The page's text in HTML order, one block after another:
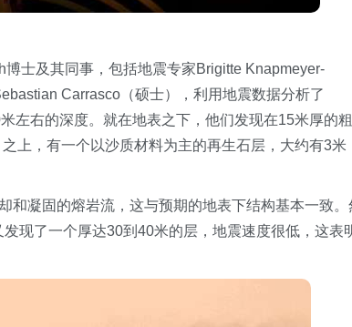
士及其同事，包括地震专家Brigitte Knapmeyer-
Carrasco（硕士），利用地震数据分析了
左右的深度。就在地表之下，他们发现在15米厚的粗
上，有一个以沙质材料为主的再生石层，大约有3米
和凝固的熔岩流，这与预期的地表下结构基本一致。
现了一个厚达30到40米的层，地震速度很低，这表